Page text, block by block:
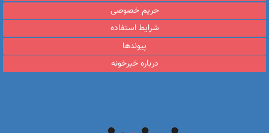
حریم خصوصی
شرایط استفاده
پیوندها
درباره خبرخونه